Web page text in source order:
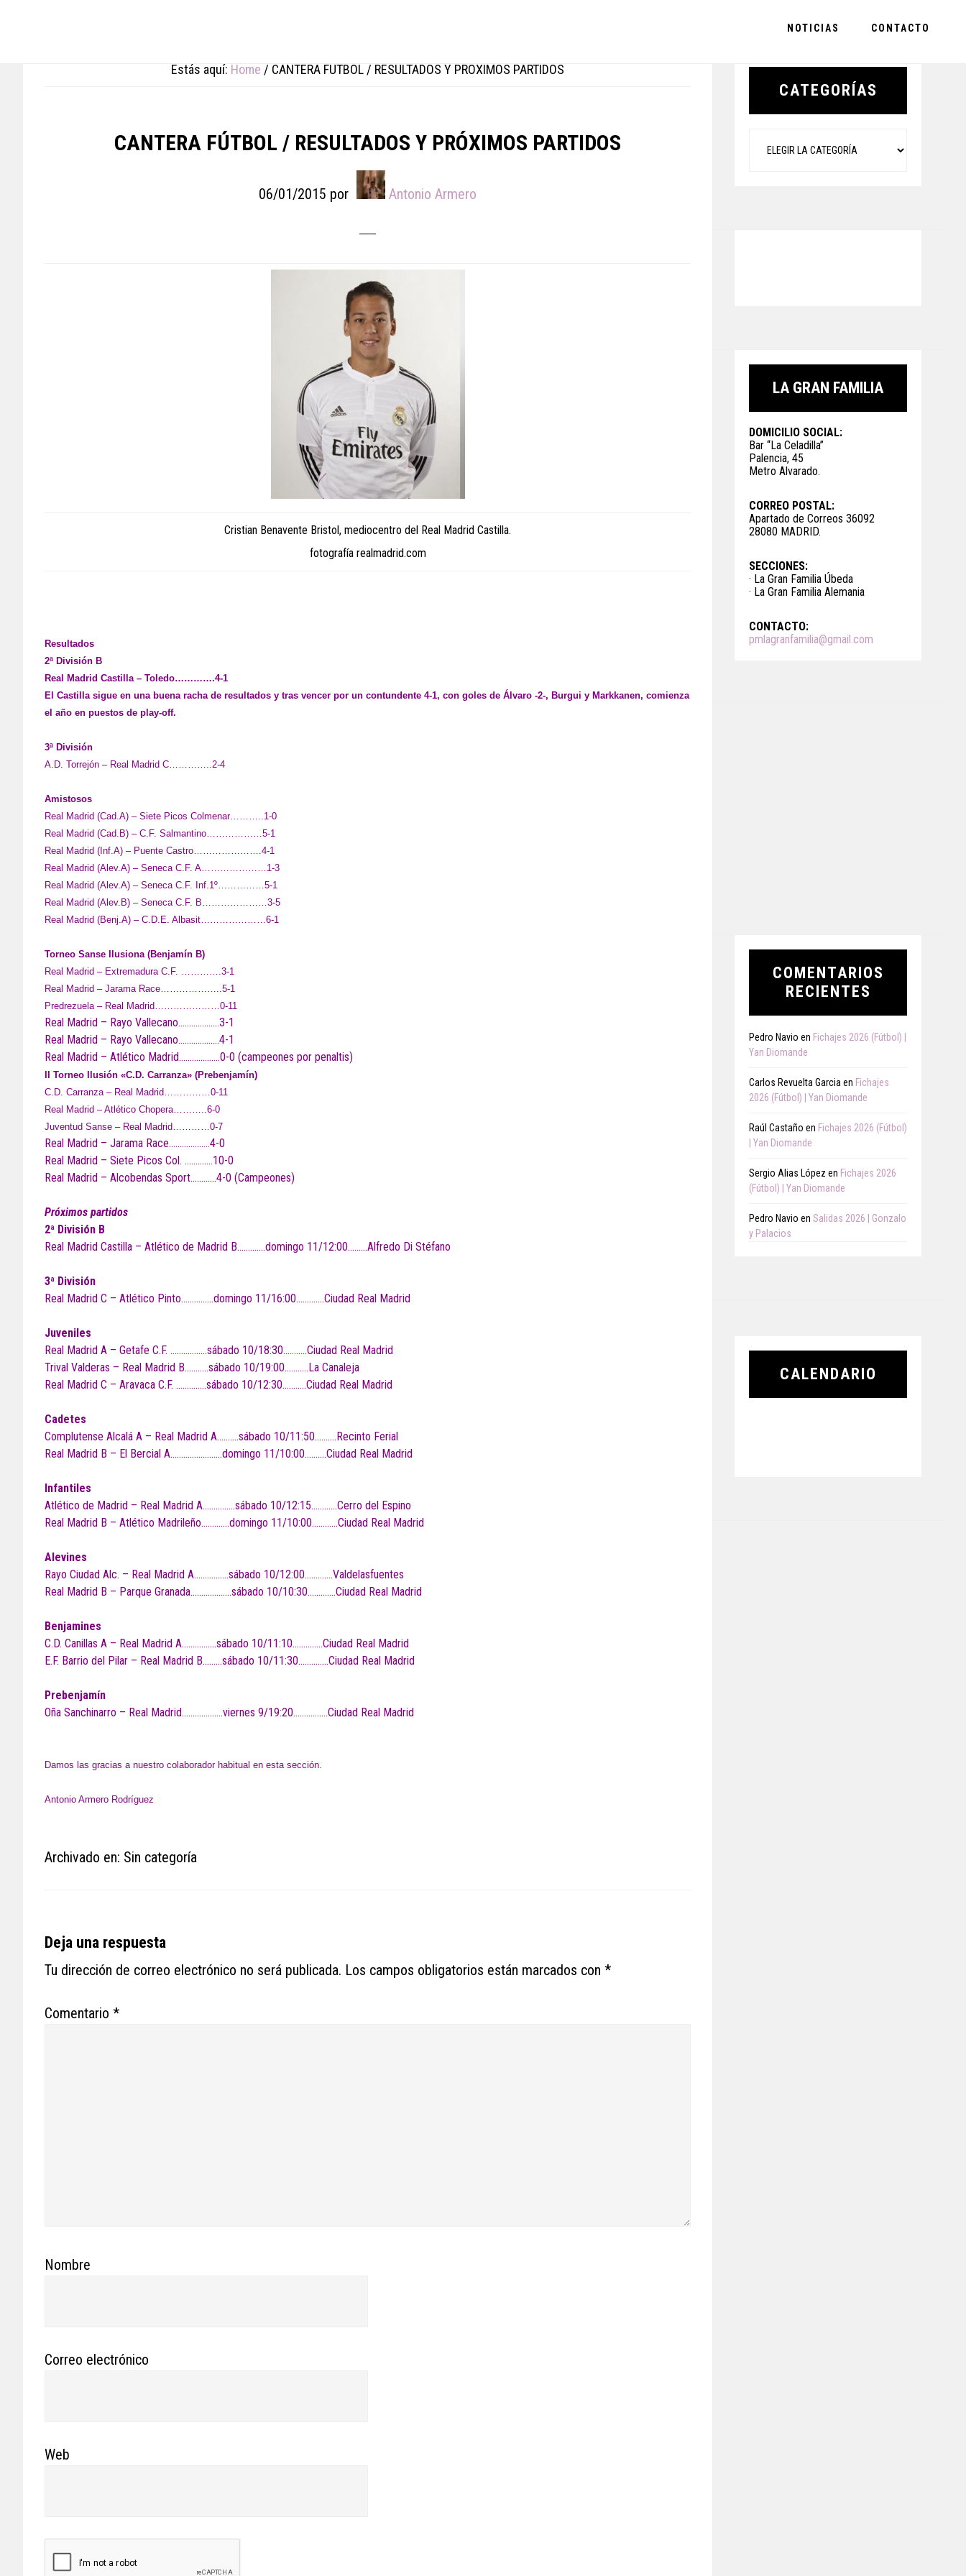
NOTICIAS CONTACTO
Estás aquí: Home / CANTERA FÚTBOL / RESULTADOS Y PRÓXIMOS PARTIDOS
CANTERA FÚTBOL / RESULTADOS Y PRÓXIMOS PARTIDOS
06/01/2015 por Antonio Armero
Cristian Benavente Bristol, mediocentro del Real Madrid Castilla.
fotografía realmadrid.com
Resultados
2ª División B
Real Madrid Castilla – Toledo………….4-1
El Castilla sigue en una buena racha de resultados y tras vencer por un contundente 4-1, con goles de Álvaro -2-, Burgui y Markkanen, comienza
el año en puestos de play-off.
3ª División
A.D. Torrejón – Real Madrid C…………..2-4
Amistosos
Real Madrid (Cad.A) – Siete Picos Colmenar………..1-0
Real Madrid (Cad.B) – C.F. Salmantino………………5-1
Real Madrid (Inf.A) – Puente Castro………………….4-1
Real Madrid (Alev.A) – Seneca C.F. A…………………1-3
Real Madrid (Alev.A) – Seneca C.F. Inf.1º……………5-1
Real Madrid (Alev.B) – Seneca C.F. B…………………3-5
Real Madrid (Benj.A) – C.D.E. Albasit…………………6-1
Torneo Sanse Ilusiona (Benjamín B)
Real Madrid – Extremadura C.F. ………….3-1
Real Madrid – Jarama Race………………..5-1
Predrezuela – Real Madrid…………………0-11
Real Madrid – Rayo Vallecano……………….3-1
Real Madrid – Rayo Vallecano……………….4-1
Real Madrid – Atlético Madrid……………….0-0 (campeones por penaltis)
II Torneo Ilusión «C.D. Carranza» (Prebenjamín)
C.D. Carranza – Real Madrid……………0-11
Real Madrid – Atlético Chopera………..6-0
Juventud Sanse – Real Madrid…………0-7
Real Madrid – Jarama Race……………….4-0
Real Madrid – Siete Picos Col. ………….10-0
Real Madrid – Alcobendas Sport…………4-0 (Campeones)
Próximos partidos
2ª División B
Real Madrid Castilla – Atlético de Madrid B………….domingo 11/12:00………Alfredo Di Stéfano
3ª División
Real Madrid C – Atlético Pinto……………domingo 11/16:00………….Ciudad Real Madrid
Juveniles
Real Madrid A – Getafe C.F. ……………..sábado 10/18:30………..Ciudad Real Madrid
Trival Valderas – Real Madrid B………..sábado 10/19:00………..La Canaleja
Real Madrid C – Aravaca C.F. …………..sábado 10/12:30………..Ciudad Real Madrid
Cadetes
Complutense Alcalá A – Real Madrid A……….sábado 10/11:50……….Recinto Ferial
Real Madrid B – El Bercial A……………………domingo 11/10:00……….Ciudad Real Madrid
Infantiles
Atlético de Madrid – Real Madrid A……………sábado 10/12:15…………Cerro del Espino
Real Madrid B – Atlético Madrileño………….domingo 11/10:00…………Ciudad Real Madrid
Alevines
Rayo Ciudad Alc. – Real Madrid A…………….sábado 10/12:00………….Valdelasfuentes
Real Madrid B – Parque Granada……………….sábado 10/10:30………….Ciudad Real Madrid
Benjamines
C.D. Canillas A – Real Madrid A…………….sábado 10/11:10…………..Ciudad Real Madrid
E.F. Barrio del Pilar – Real Madrid B………sábado 10/11:30…………..Ciudad Real Madrid
Prebenjamín
Oña Sanchinarro – Real Madrid……………….viernes 9/19:20…………….Ciudad Real Madrid
Damos las gracias a nuestro colaborador habitual en esta sección.
Antonio Armero Rodríguez
Archivado en: Sin categoría
Reader
Interactions
Deja una respuesta
Tu dirección de correo electrónico no será publicada. Los campos obligatorios están marcados con *
Comentario *
Nombre
Correo electrónico
Web
Primary
CATEGORÍAS
LA GRAN FAMILIA
DOMICILIO SOCIAL:
Bar “La Celadilla”
Palencia, 45
Metro Alvarado.
CORREO POSTAL:
Apartado de Correos 36092
28080 MADRID.
SECCIONES:
· La Gran Familia Úbeda
· La Gran Familia Alemania
CONTACTO:
pmlagranfamilia@gmail.com
COMENTARIOS
RECIENTES
Pedro Navio en Fichajes 2026 (Fútbol) |
Yan Diomande
Carlos Revuelta Garcia en Fichajes
2026 (Fútbol) | Yan Diomande
Raúl Castaño en Fichajes 2026 (Fútbol)
| Yan Diomande
Sergio Alias López en Fichajes 2026
(Fútbol) | Yan Diomande
Pedro Navio en Salidas 2026 | Gonzalo
y Palacios
CALENDARIO